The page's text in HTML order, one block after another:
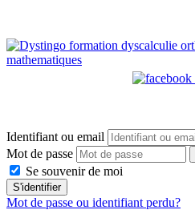
Identifiant ou email
Mot de passe
Se souvenir de moi
S'identifier
Mot de passe ou identifiant perdu?